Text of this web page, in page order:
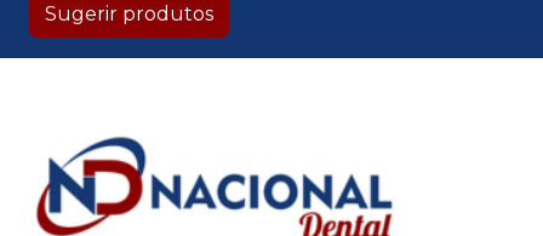
Sugerir produtos